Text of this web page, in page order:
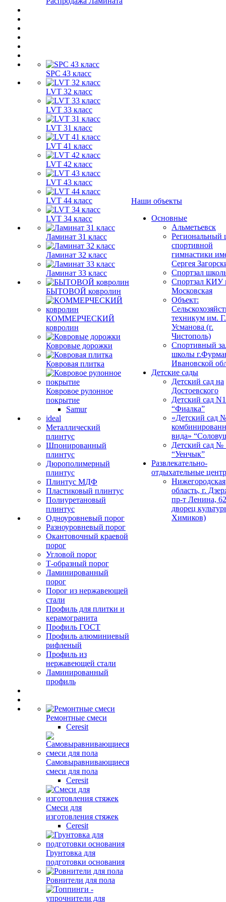
SPC 43 класс
LVT 32 класс
LVT 33 класс
LVT 31 класс
LVT 41 класс
LVT 42 класс
LVT 43 класс
LVT 44 класс
LVT 34 класс
Ламинат 31 класс
Ламинат 32 класс
Ламинат 33 класс
БЫТОВОЙ ковролин
КОММЕРЧЕСКИЙ
ковролин
Ковровые дорожки
Ковровая плитка
Ковровое рулонное
покрытие
Samur
ideal
Металлический
плинтус
Шпонированный
плинтус
Дюрополимерный
плинтус
Плинтус МДФ
Пластиковый плинтус
Полиуретановый
плинтус
Одноуровневый порог
Разноуровневый порог
Окантовочный краевой
порог
Угловой порог
Т-образный порог
Ламинированный
порог
Порог из нержавеющей
стали
Профиль для плитки и
керамогранита
Профиль ГОСТ
Профиль алюминиевый
рифленый
Профиль из
нержавеющей стали
Ламинированный
профиль
Ремонтные смеси
Ceresit
Самовыравнивающиеся
смеси для пола
Ceresit
Смеси для
изготовления стяжек
Ceresit
Грунтовка для
подготовки основания
Ровнители для пола
Наши объекты
Основные
Альметьевск
Региональный
спортивной
гимнастики
Сергея
Спортзал
Спортзал КИУ
Московская
Объект:
техникум им.
Усманова (г.
Чистополь)
Спортивный
школы
Ивановской
Детские сады
Детский сад на
Достоевского
Детский сад
“Фиалка”
«Детский сад
вида»
Детский сад №
“Уенчык”
Развлекательно-
отдыхательные
Нижегородская
область, г.
пр-т Ленина,
дворец
Химиков)